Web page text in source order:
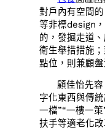
對戶內有空間
等非標design
的，發掘走道
衛生舉措措施
點位，則兼顧
顧佳怡先
字化東西與傳
一檔”“一樓一
扶手等適老化